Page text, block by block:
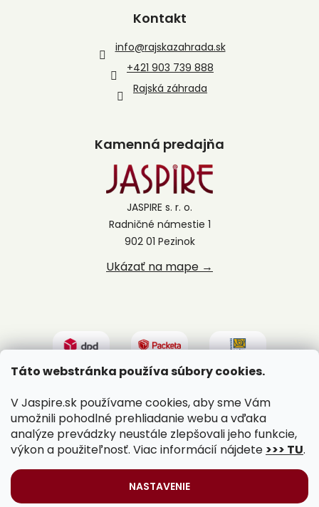
Táto webstránka používa súbory cookies.
V Jaspire.sk používame cookies, aby sme Vám
umožnili pohodlné prehliadanie webu a vďaka
analýze prevádzky neustále zlepšovali jeho funkcie,
výkon a použiteľnosť. Viac informácií nájdete >>> TU.
NASTAVENIE
Kontakt
info@rajskazahrada.sk
+421 903 739 888
Rajská záhrada
Kamenná predajňa
JASPIRE s. r. o.
Radničné námestie 1
902 01 Pezinok
Ukázať na mape →